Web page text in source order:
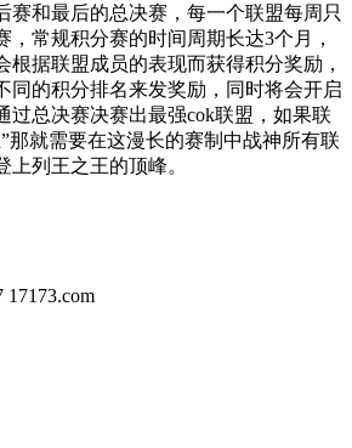
赛和最后的总决赛，每一个联盟每周只
，常规积分赛的时间周期长达3个月，
根据联盟成员的表现而获得积分奖励，
同的积分排名来发奖励，同时将会开启
过总决赛决赛出最强cok联盟，如果联
那就需要在这漫长的赛制中战神所有联
上列王之王的顶峰。
17173.com